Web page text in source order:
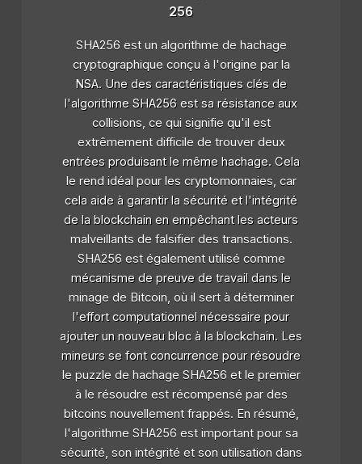
256
SHA256 est un algorithme de hachage
cryptographique conçu à l'origine par la
NSA. Une des caractéristiques clés de
l'algorithme SHA256 est sa résistance aux
collisions, ce qui signifie qu'il est
extrêmement difficile de trouver deux
entrées produisant le même hachage. Cela
le rend idéal pour les cryptomonnaies, car
cela aide à garantir la sécurité et l'intégrité
de la blockchain en empêchant les acteurs
malveillants de falsifier des transactions.
SHA256 est également utilisé comme
mécanisme de preuve de travail dans le
minage de Bitcoin, où il sert à déterminer
l'effort computationnel nécessaire pour
ajouter un nouveau bloc à la blockchain. Les
mineurs se font concurrence pour résoudre
le puzzle de hachage SHA256 et le premier
à le résoudre est récompensé par des
bitcoins nouvellement frappés. En résumé,
l'algorithme SHA256 est important pour sa
sécurité, son intégrité et son utilisation dans